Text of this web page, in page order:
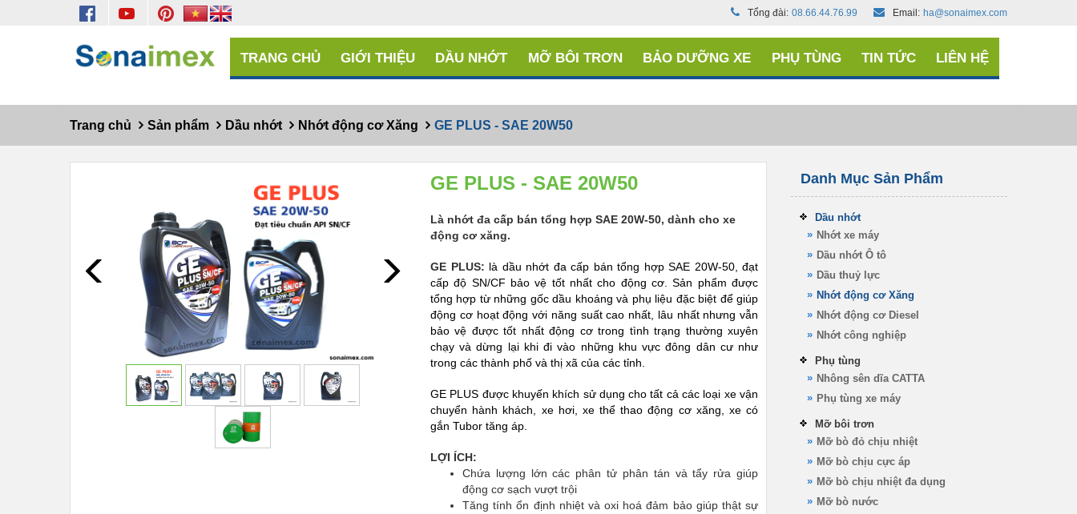
Email: ha@sonaimex.com
Tổng đài: 08.66.44.76.99
TRANG CHỦ GIỚI THIỆU DẦU NHỚT MỠ BÔI TRƠN BẢO DƯỠNG XE PHỤ TÙNG TIN TỨC LIÊN HỆ
Trang chủ Sản phẩm Dầu nhớt Nhớt động cơ Xăng GE PLUS - SAE 20W50
Prev Next
GE PLUS - SAE 20W50
Là nhớt đa cấp bán tổng hợp SAE 20W-50, dành cho xe
động cơ xăng.
GE PLUS: là dầu nhớt đa cấp bán tổng hợp SAE 20W-50, đạt
cấp độ SN/CF bảo vệ tốt nhất cho động cơ. Sản phẩm được
tổng hợp từ những gốc dầu khoáng và phụ liệu đặc biệt để giúp
động cơ hoạt động với năng suất cao nhất, lâu nhất nhưng vẫn
bảo vệ được tốt nhất động cơ trong tình trạng thường xuyên
chạy và dừng lại khi đi vào những khu vực đông dân cư như
trong các thành phố và thị xã của các tỉnh.
GE PLUS được khuyến khích sử dụng cho tất cả các loại xe vận
chuyển hành khách, xe hơi, xe thể thao động cơ xăng, xe có
gắn Tubor tăng áp.
LỢI ÍCH:
Chứa lượng lớn các phân tử phân tán và tẩy rửa giúp
động cơ sạch vượt trội
Tăng tính ổn định nhiệt và oxi hoá đảm bảo giúp thật sự
Danh Mục Sản Phẩm
Dầu nhớt
Nhớt xe máy
Dầu nhớt Ô tô
Dầu thuỷ lực
Nhớt động cơ Xăng
Nhớt động cơ Diesel
Nhớt công nghiệp
Phụ tùng
Nhông sên dĩa CATTA
Phụ tùng xe máy
Mỡ bôi trơn
Mỡ bò đỏ chịu nhiệt
Mỡ bò chịu cực áp
Mỡ bò chịu nhiệt đa dụng
Mỡ bò nước